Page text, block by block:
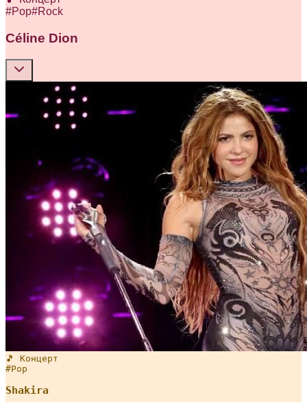
#Pop#Rock
Céline Dion
🎵 Концерт
#Pop
Shakira